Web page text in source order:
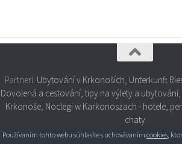
Partneri: Ubytování v Krkonoších Unterkunft
Dovolená a cestování, tipy na výlety a ubytování,
Krkonoše Noclegi w Karkonoszach - hotele,
chaty
Používaním tohto webu súhlasíte s uchovávaním cookies,